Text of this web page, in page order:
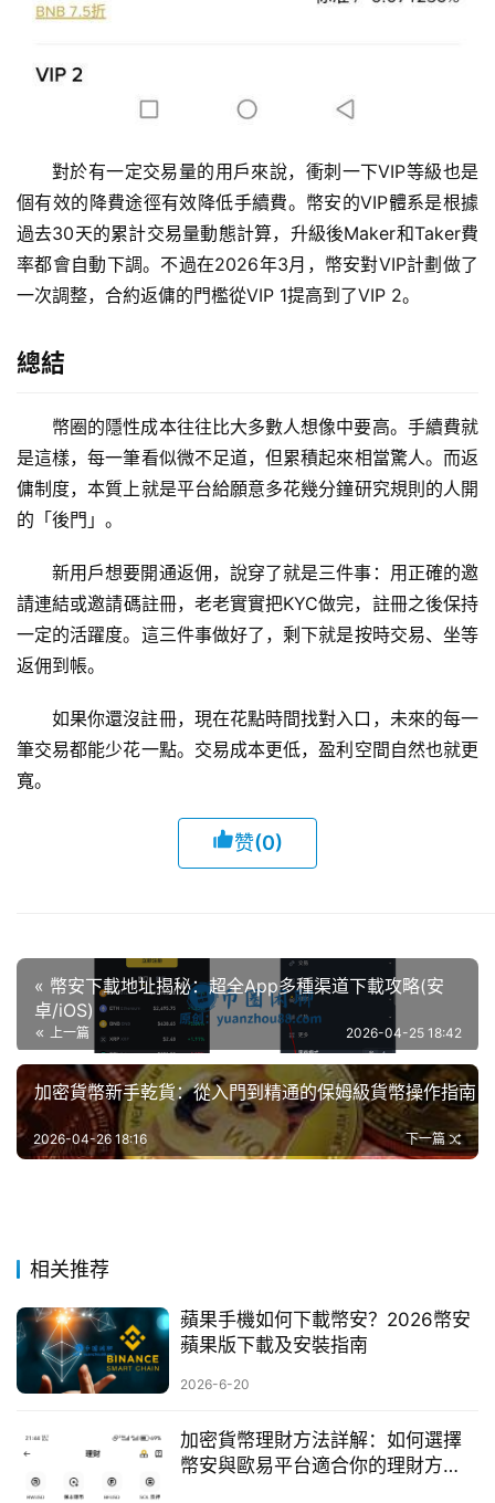
對於有一定交易量的用戶來說，衝刺一下VIP等級也是
個有效的降費途徑有效降低手續費。幣安的VIP體系是根據
過去30天的累計交易量動態計算，升級後Maker和Taker費
率都會自動下調。不過在2026年3月，幣安對VIP計劃做了
一次調整，合約返傭的門檻從VIP 1提高到了VIP 2。
總結
幣圈的隱性成本往往比大多數人想像中要高。手續費就
是這樣，每一筆看似微不足道，但累積起來相當驚人。而返
傭制度，本質上就是平台給願意多花幾分鐘研究規則的人開
的「後門」。
新用戶想要開通返佣，說穿了就是三件事：用正確的邀
請連結或邀請碼註冊，老老實實把KYC做完，註冊之後保持
一定的活躍度。這三件事做好了，剩下就是按時交易、坐等
返佣到帳。
如果你還沒註冊，現在花點時間找對入口，未來的每一
筆交易都能少花一點。交易成本更低，盈利空間自然也就更
寬。
赞(0)
« 幣安下載地址揭秘：超全App多種渠道下載攻略(安
卓/iOS)
上一篇 2026-04-25 18:42
加密貨幣新手乾貨：從入門到精通的保姆級貨幣操作指南 »
下一篇
2026-04-26 18:16
相关推荐
蘋果手機如何下載幣安？2026幣安
蘋果版下載及安裝指南
2026-6-20
加密貨幣理財方法詳解：如何選擇
幣安與歐易平台適合你的理財方